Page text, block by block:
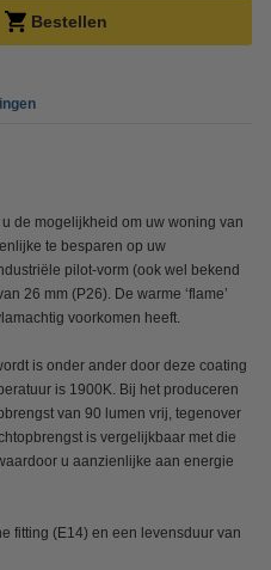
Bestellen
de mogelijkheid om uw woning van
te besparen op uw
pilot-vorm (ook wel bekend
26 mm (P26). De warme ‘flame’
voorkomen heeft.
is onder ander door deze coating
is 1900K. Bij het produceren
van 90 lumen vrij, tegenover
is vergelijkbaar met die
u aanzienlijke aan energie
fitting (E14) en een levensduur van